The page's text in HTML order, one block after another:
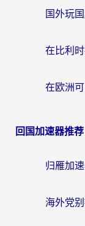
回国加速器推荐